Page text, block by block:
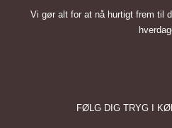
Vi gør alt for at nå hurtigt frem til
FØLG DIG TRYG I